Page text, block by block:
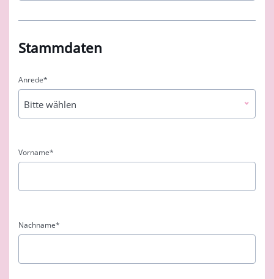
Stammdaten
Anrede*
Bitte wählen
Vorname*
Nachname*